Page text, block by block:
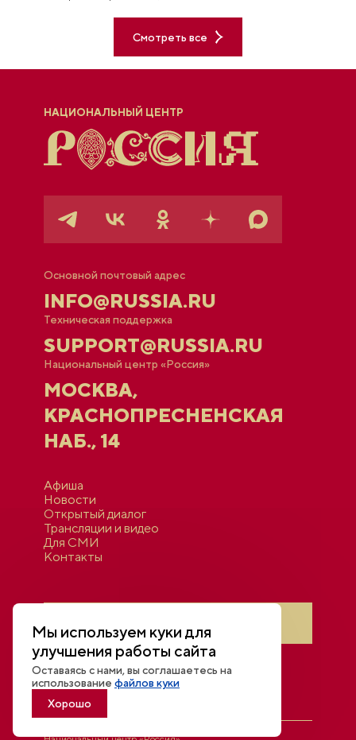
Смотреть все
НАЦИОНАЛЬНЫЙ ЦЕНТР
Основной почтовый адрес
INFO@RUSSIA.RU
Техническая поддержка
SUPPORT@RUSSIA.RU
Национальный центр «Россия»
МОСКВА,
КРАСНОПРЕСНЕНСКАЯ
НАБ., 14
Афиша
Новости
Открытый диалог
Трансляции и видео
Для СМИ
Контакты
Мы используем куки для
улучшения работы сайта
Оставаясь с нами, вы соглашаетесь на
использованиефайлов куки
Хорошо